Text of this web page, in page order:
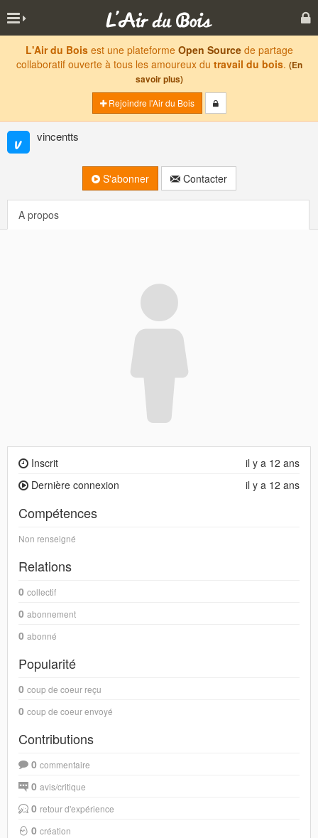
L'Air du Boisest une plateforme Open Sourcede partage
collaboratif ouverte à tous les amoureux du travail du bois. (En
savoir plus)
Rejoindre l'Air du Bois
vincentts
S'abonner Contacter
A propos
il y a 12 ans
Inscrit
il y a 12 ans
Dernière connexion
Compétences
Non renseigné
Relations
0 collectif
0 abonnement
0 abonné
Popularité
0 coup de coeur reçu
0 coup de coeur envoyé
Contributions
0 commentaire
0 avis/critique
0 retour d'expérience
0 création